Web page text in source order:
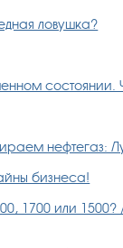
ловушка?
нефтегаз:
бизнеса!
1700 или